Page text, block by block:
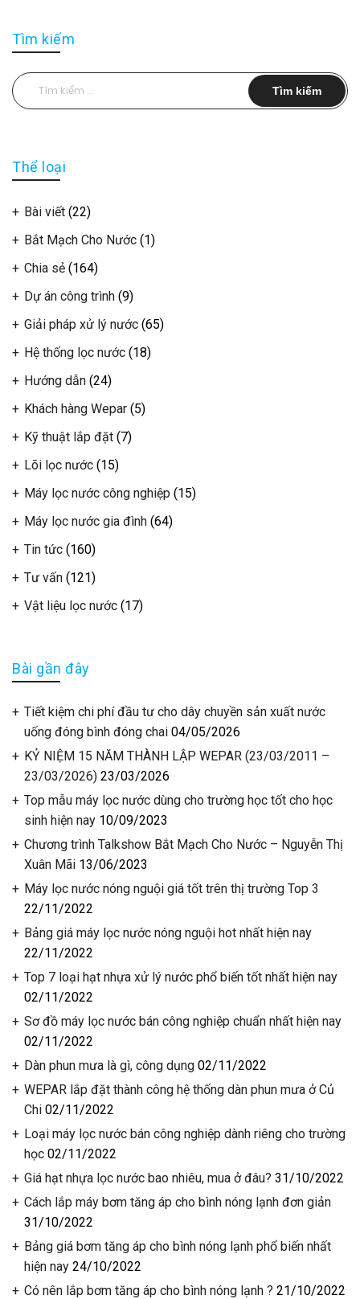
Tìm kiếm
Tìm
kiếm
Thể loại
Bài viết (22)
Bắt Mạch Cho Nước (1)
Chia sẻ (164)
Dự án công trình (9)
Giải pháp xử lý nước (65)
Hệ thống lọc nước (18)
Hướng dẫn (24)
Khách hàng Wepar (5)
Kỹ thuật lắp đặt (7)
Lõi lọc nước (15)
Máy lọc nước công nghiệp (15)
Máy lọc nước gia đình (64)
Tin tức (160)
Tư vấn (121)
Vật liệu lọc nước (17)
Bài gần đây
Tiết kiệm chi phí đầu tư cho dây chuyền sản xuất nước
uống đóng bình đóng chai 04/05/2026
KỶ NIỆM 15 NĂM THÀNH LẬP WEPAR (23/03/2011 –
23/03/2026) 23/03/2026
Top mẫu máy lọc nước dùng cho trường học tốt cho học
sinh hiện nay 10/09/2023
Chương trình Talkshow Bắt Mạch Cho Nước – Nguyễn Thị
Xuân Mãi 13/06/2023
Máy lọc nước nóng nguội giá tốt trên thị trường Top 3
22/11/2022
️Bảng giá máy lọc nước nóng nguội hot nhất hiện nay
22/11/2022
Top 7 loại hạt nhựa xử lý nước phổ biến tốt nhất hiện nay
02/11/2022
Sơ đồ máy lọc nước bán công nghiệp chuẩn nhất hiện nay
02/11/2022
Dàn phun mưa là gì, công dụng 02/11/2022
WEPAR lắp đặt thành công hệ thống dàn phun mưa ở Củ
Chi 02/11/2022
Loại máy lọc nước bán công nghiệp dành riêng cho trường
học 02/11/2022
Giá hạt nhựa lọc nước bao nhiêu, mua ở đâu? 31/10/2022
Cách lắp máy bơm tăng áp cho bình nóng lạnh đơn giản
31/10/2022
Bảng giá bơm tăng áp cho bình nóng lạnh phổ biến nhất
hiện nay 24/10/2022
Có nên lắp bơm tăng áp cho bình nóng lạnh ? 21/10/2022